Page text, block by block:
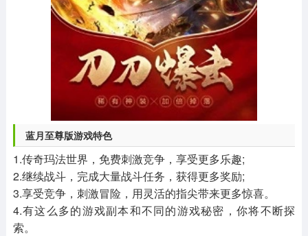
蓝月至尊版游戏特色
1.传奇玛法世界，免费刺激竞争，享受更多乐趣;
2.继续战斗，完成大量战斗任务，获得更多奖励;
3.享受竞争，刺激冒险，用灵活的指尖带来更多惊喜。
4.有这么多的游戏副本和不同的游戏秘密，你将不断探
索。